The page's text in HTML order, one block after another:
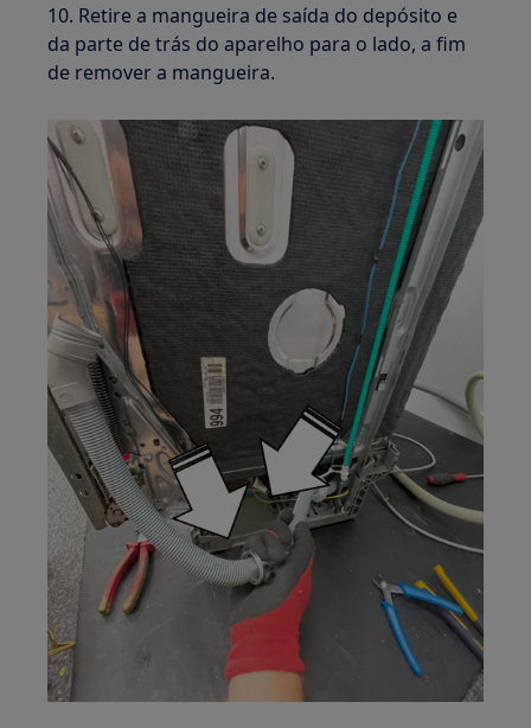
10. Retire a mangueira de saída do depósito e
da parte de trás do aparelho para o lado, a fim
de remover a mangueira.